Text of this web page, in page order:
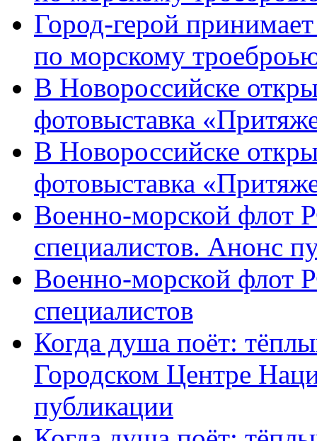
Город-герой
по морскому
В Новороссийске
фотовыставка
В Новороссийске
фотовыставка
Военно-морской флот
специалистов. Анонс
Военно-морской флот
специалистов
Когда душа поёт:
Городском Центре
публикации